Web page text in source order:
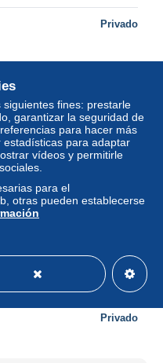
Privado
à cheval sur type
Privado
fines: prestarle
garantizar la seguridad de
para hacer más
para adaptar
vídeos y permitirle
para el
otras pueden establecerse